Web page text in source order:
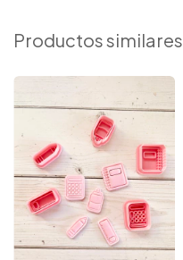
Productos similares